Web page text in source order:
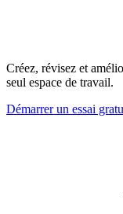
Créez, révisez et
seul espace de travail.
Démarrer un essai